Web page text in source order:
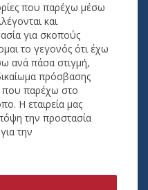
που παρέχω μέσω
και
για σκοπούς
το γεγονός ότι έχω
ανά πάσα στιγμή,
πρόσβασης
παρέχω στο
Η εταιρεία μας
την προστασία
την